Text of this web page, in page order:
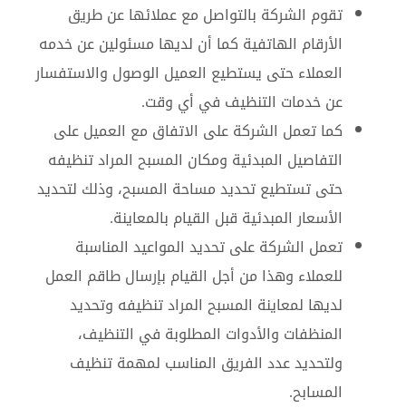
تقوم الشركة بالتواصل مع عملائها عن طريق
الأرقام الهاتفية كما أن لديها مسئولين عن خدمه
العملاء حتى يستطيع العميل الوصول والاستفسار
عن خدمات التنظيف في أي وقت.
كما تعمل الشركة على الاتفاق مع العميل على
التفاصيل المبدئية ومكان المسبح المراد تنظيفه
حتى تستطيع تحديد مساحة المسبح، وذلك لتحديد
الأسعار المبدئية قبل القيام بالمعاينة.
تعمل الشركة على تحديد المواعيد المناسبة
للعملاء وهذا من أجل القيام بإرسال طاقم العمل
لديها لمعاينة المسبح المراد تنظيفه وتحديد
المنظفات والأدوات المطلوبة في التنظيف،
ولتحديد عدد الفريق المناسب لمهمة تنظيف
المسابح.